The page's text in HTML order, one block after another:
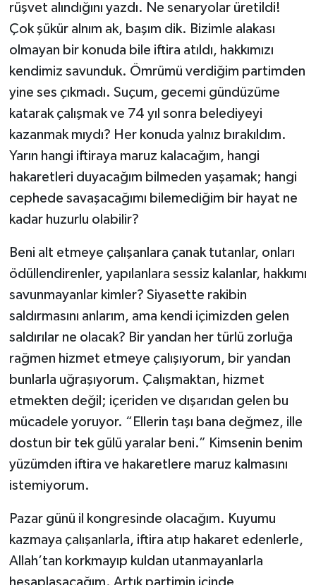
rüşvet alındığını yazdı. Ne senaryolar üretildi!
Çok şükür alnım ak, başım dik. Bizimle alakası
olmayan bir konuda bile iftira atıldı, hakkımızı
kendimiz savunduk. Ömrümü verdiğim partimden
yine ses çıkmadı. Suçum, gecemi gündüzüme
katarak çalışmak ve 74 yıl sonra belediyeyi
kazanmak mıydı? Her konuda yalnız bırakıldım.
Yarın hangi iftiraya maruz kalacağım, hangi
hakaretleri duyacağım bilmeden yaşamak; hangi
cephede savaşacağımı bilemediğim bir hayat ne
kadar huzurlu olabilir?
Beni alt etmeye çalışanlara çanak tutanlar, onları
ödüllendirenler, yapılanlara sessiz kalanlar, hakkımı
savunmayanlar kimler? Siyasette rakibin
saldırmasını anlarım, ama kendi içimizden gelen
saldırılar ne olacak? Bir yandan her türlü zorluğa
rağmen hizmet etmeye çalışıyorum, bir yandan
bunlarla uğraşıyorum. Çalışmaktan, hizmet
etmekten değil; içeriden ve dışarıdan gelen bu
mücadele yoruyor. “Ellerin taşı bana değmez, ille
dostun bir tek gülü yaralar beni.” Kimsenin benim
yüzümden iftira ve hakaretlere maruz kalmasını
istemiyorum.
Pazar günü il kongresinde olacağım. Kuyumu
kazmaya çalışanlarla, iftira atıp hakaret edenlerle,
Allah’tan korkmayıp kuldan utanmayanlarla